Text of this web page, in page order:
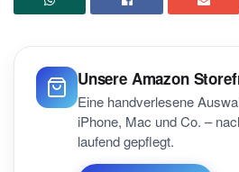
Unsere Amazon
Eine handverlesene
iPhone, Mac und Co. –
laufend gepflegt.